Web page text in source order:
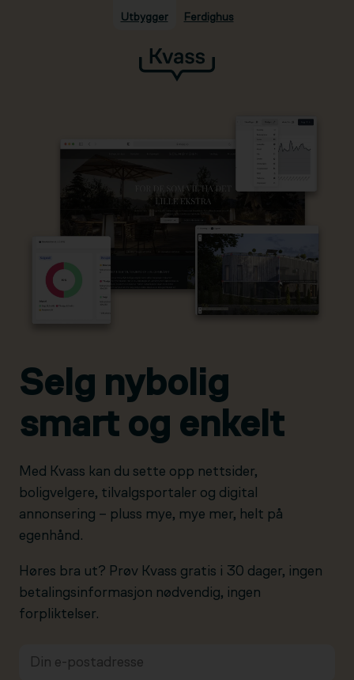
Hopp til hovedinnhold
Utbygger Ferdighus
Selg nybolig
smart og enkelt
Med Kvass kan du sette opp nettsider,
boligvelgere, tilvalgsportaler og digital
annonsering – pluss mye, mye mer, helt på
egenhånd.
Høres bra ut? Prøv Kvass gratis i 30 dager, ingen
betalingsinformasjon nødvendig, ingen
forpliktelser.